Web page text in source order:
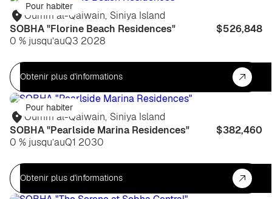
Pour habiter
Oumm al-Qaiwain, Siniya Island
SOBHA "Florine Beach Residences"
$526,848
0 % jusqu’auQ3 2028
Obtenir plus d'informations
Pour habiter
Oumm al-Qaiwain, Siniya Island
SOBHA "Pearlside Marina Residences"
$382,460
0 % jusqu’auQ1 2030
Obtenir plus d'informations